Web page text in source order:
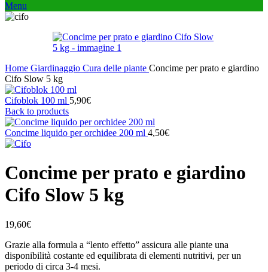
Menu
Home Giardinaggio Cura delle piante Concime per prato e giardino
Cifo Slow 5 kg
Cifoblok 100 ml 5,90€
Back to products
Concime liquido per orchidee 200 ml 4,50€
Concime per prato e giardino
Cifo Slow 5 kg
19,60€
Grazie alla formula a “lento effetto” assicura alle piante una
disponibilità costante ed equilibrata di elementi nutritivi, per un
periodo di circa 3-4 mesi.